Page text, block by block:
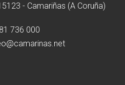
- Camariñas (A Coruña)
736 000